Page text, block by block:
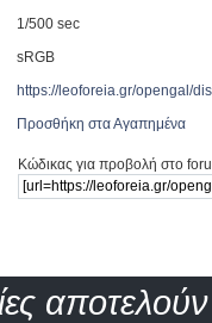
1/500 sec
sRGB
https://leoforeia.gr/opengal/
Προσθήκη στα Αγαπημένα
Κώδικας για προβολή στο
αποτελούν